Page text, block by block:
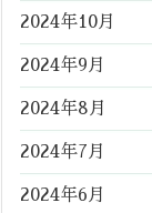
2024年10月
2024年9月
2024年8月
2024年7月
2024年6月